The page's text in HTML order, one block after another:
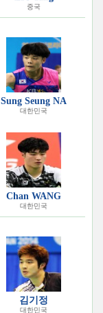
중국
Sung Seung NA
대한민국
Chan WANG
대한민국
김기정
대한민국